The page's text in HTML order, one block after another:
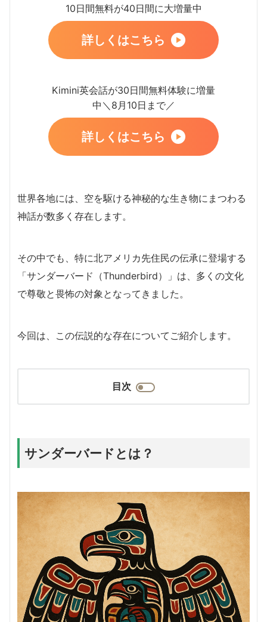
10日間無料が40日間に大増量中
詳しくはこちら
Kimini英会話が30日間無料体験に増量
中＼8月10日まで／
詳しくはこちら
世界各地には、空を駆ける神秘的な生き物にまつわる
神話が数多く存在します。
その中でも、特に北アメリカ先住民の伝承に登場する
「サンダーバード（Thunderbird）」は、多くの文化
で尊敬と畏怖の対象となってきました。
今回は、この伝説的な存在についてご紹介します。
目次
サンダーバードとは？